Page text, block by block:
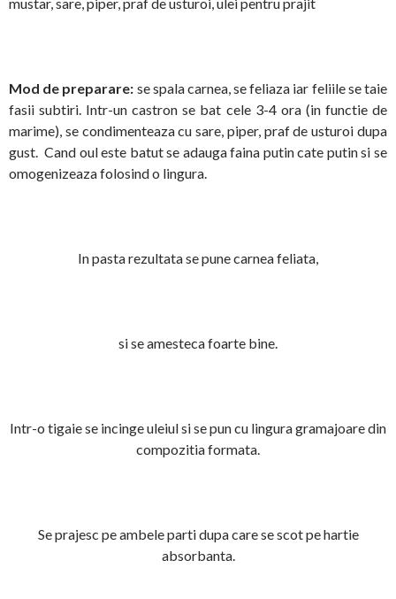
mustar, sare, piper, praf de usturoi, ulei pentru prajit
Mod de preparare: se spala carnea, se feliaza iar feliile se taie
fasii subtiri. Intr-un castron se bat cele 3-4 ora (in functie de
marime), se condimenteaza cu sare, piper, praf de usturoi dupa
gust. Cand oul este batut se adauga faina putin cate putin si se
omogenizeaza folosind o lingura.
In pasta rezultata se pune carnea feliata,
si se amesteca foarte bine.
Intr-o tigaie se incinge uleiul si se pun cu lingura gramajoare din
compozitia formata.
Se prajesc pe ambele parti dupa care se scot pe hartie
absorbanta.